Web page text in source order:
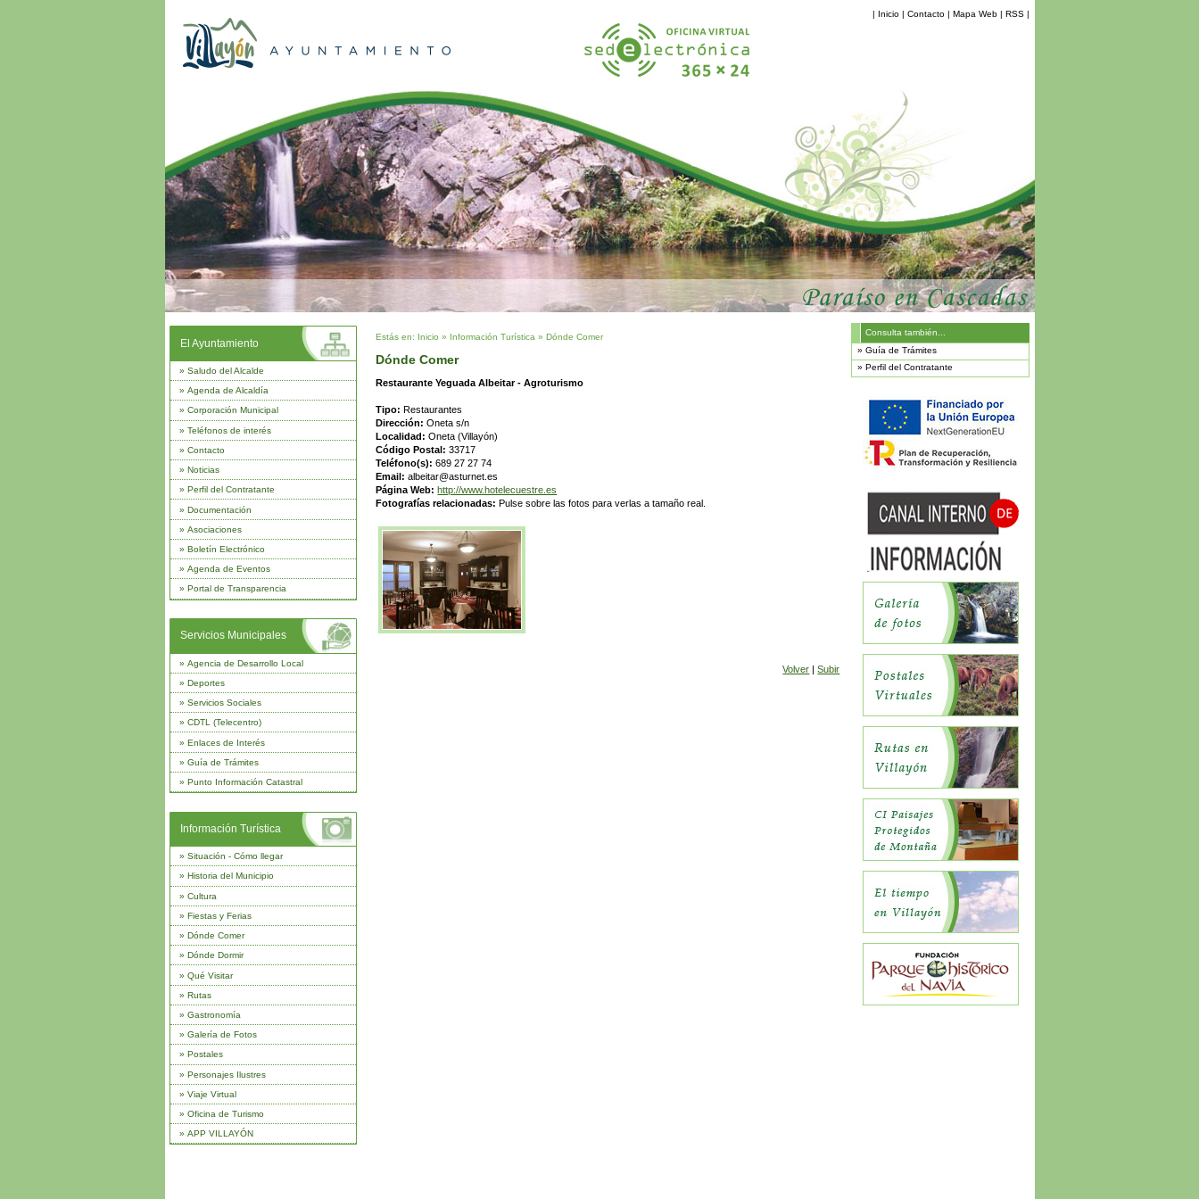
| Inicio |Contacto |Mapa Web |RSS |
El Ayuntamiento
» Saludo del Alcalde
» Agenda de Alcaldía
» Corporación Municipal
» Teléfonos de interés
» Contacto
» Noticias
» Perfil del Contratante
» Documentación
» Asociaciones
» Boletín Electrónico
» Agenda de Eventos
» Portal de Transparencia
Servicios Municipales
» Agencia de Desarrollo Local
» Deportes
» Servicios Sociales
» CDTL (Telecentro)
» Enlaces de Interés
» Guía de Trámites
» Punto Información Catastral
Información Turística
» Situación - Cómo llegar
» Historia del Municipio
» Cultura
» Fiestas y Ferias
» Dónde Comer
» Dónde Dormir
» Qué Visitar
» Rutas
» Gastronomía
» Galería de Fotos
» Postales
» Personajes Ilustres
» Viaje Virtual
» Oficina de Turismo
» APP VILLAYÓN
Estás en: Inicio » Información Turística »Dónde Comer
Dónde Comer
Restaurante Yeguada Albeitar - Agroturismo
Tipo:Restaurantes
Dirección:Oneta s/n
Localidad:Oneta (Villayón)
Código Postal:33717
Teléfono(s):689 27 27 74
Email:albeitar@asturnet.es
Página Web:http://www.hotelecuestre.es
Fotografías relacionadas: Pulse sobre las fotos para verlas a tamaño real.
Volver |Subir
Consulta también...
» Guía de Trámites
» Perfil del Contratante